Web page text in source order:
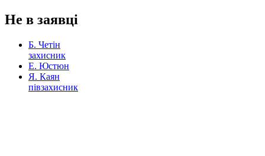
Не в заявці
Б. Четін
захисник
Е. Юстюн
Я. Каян
півзахисник